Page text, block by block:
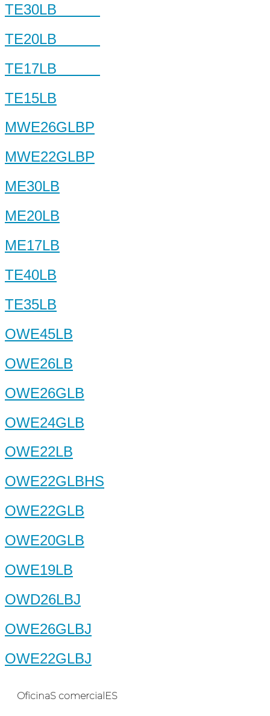
TE30LB
TE20LB
TE17LB
TE15LB
MWE26GLBP
MWE22GLBP
ME30LB
ME20LB
ME17LB
TE40LB
TE35LB
OWE45LB
OWE26LB
OWE26GLB
OWE24GLB
OWE22LB
OWE22GLBHS
OWE22GLB
OWE20GLB
OWE19LB
OWD26LBJ
OWE26GLBJ
OWE22GLBJ
OficinaS comercialES